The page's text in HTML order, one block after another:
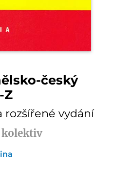
český
Z
rozšířené vydání
kolektiv